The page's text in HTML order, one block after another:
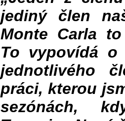
jediný člen
Monte Carla
To vypovídá o
jednotlivého
práci, kterou
sezónách,